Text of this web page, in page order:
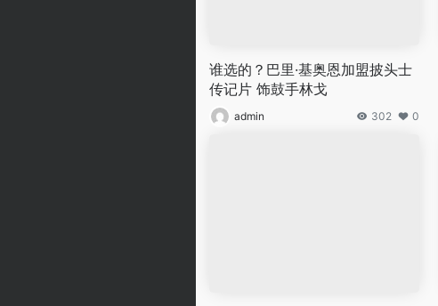
谁选的？巴里·基奥恩加盟披头士
传记片 饰鼓手林戈
admin 302 0